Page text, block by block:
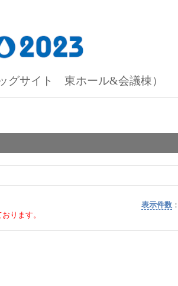
グサイト 東ホール&会議棟）
表示件数：
ります。